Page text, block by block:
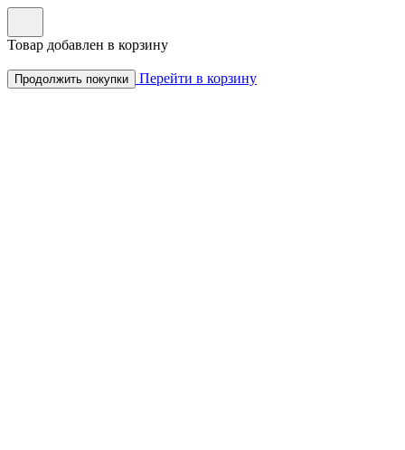
Товар добавлен в корзину
Продолжить покупки Перейти в корзину